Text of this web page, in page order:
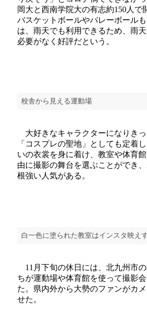
岡大と西南学院大の有志約150人で
バスケットボールやバレーボール
は、雨天でも利用できるため、雨
必要がなく好評だという。
校舎から見える運動場
大好きなキャラクターになりき
「コスプレの聖地」としても定着
いの衣裳を身に着け、教室や体育
由に撮影の舞台を選ぶことができ
根強い人気がある。
白一色に塗られた教室はインスタ映え
11月下旬の休日には、北九州市
ちが運動場や体育館を使って撮影
た。県内外から大勢のファンがカ
せた。